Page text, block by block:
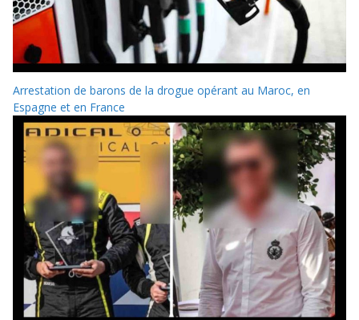
Arrestation de barons de la drogue opérant au Maroc, en
Espagne et en France